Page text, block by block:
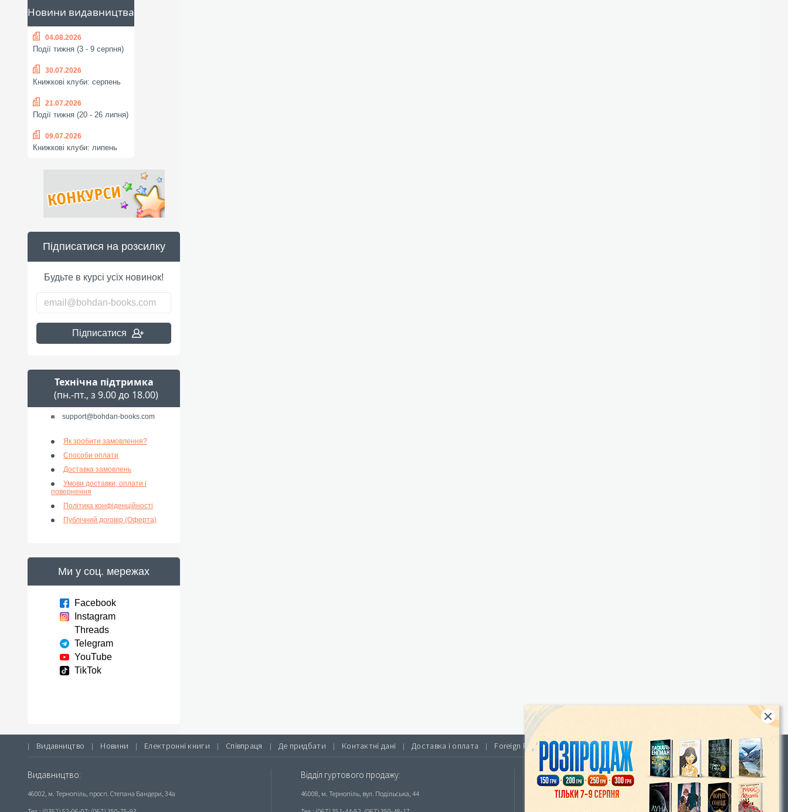
Новини видавництва
04.08.2026
Події тижня (3 - 9 серпня)
30.07.2026
Книжкові клуби: серпень
21.07.2026
Події тижня (20 - 26 липня)
09.07.2026
Книжкові клуби: липень
Підписатися на розсилку
Будьте в курсі усіх новинок!
Підписатися
Технічна підтримка
(пн.-пт., з 9.00 до 18.00)
support@bohdan-books.com
Як зробити замовлення?
Способи оплати
Доставка замовлень
Умови доставки, оплати і
повернення
Політика конфіденційності
Публічний договір (Оферта)
Ми у соц. мережах
Facebook
Instagram
Threads
Telegram
YouTube
TikTok
| Видавництво | Новини | Електронні книги | Співпраця | Де придбати | Контактні дані | Доставка і оплата | Foreign Rights |
Видавництво:
46002, м. Тернопіль, просп. Степана Бандери, 34а
Відділ гуртового продажу:
46008, м. Тернопіль, вул. Подільська, 44
Інтернет-магазин «Видавництво Богдан»:
46018, м. Тернопіль, А/С 529